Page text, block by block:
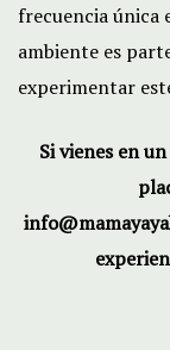
frecuencia única
ambiente es
experimentar
Si vienes en